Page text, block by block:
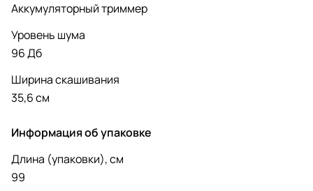
Аккумуляторный триммер
Уровень шума
96 Дб
Ширина скашивания
35,6 см
Информация об упаковке
Длина (упаковки), см
99